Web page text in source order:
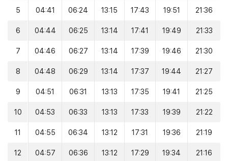
5 04:41 06:24 13:15 17:43 19:51 21:36
6 04:44 06:25 13:14 17:41 19:49 21:33
7 04:46 06:27 13:14 17:39 19:46 21:30
8 04:48 06:29 13:14 17:37 19:44 21:27
9 04:51 06:31 13:13 17:35 19:41 21:25
10 04:53 06:33 13:13 17:33 19:39 21:22
11 04:55 06:34 13:12 17:31 19:36 21:19
12 04:57 06:36 13:12 17:29 19:34 21:16